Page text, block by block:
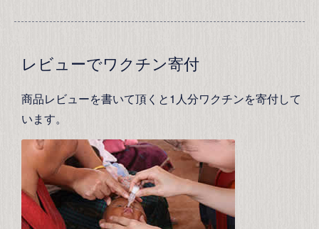
レビューでワクチン寄付
商品レビューを書いて頂くと1人分ワクチンを寄付して
います。